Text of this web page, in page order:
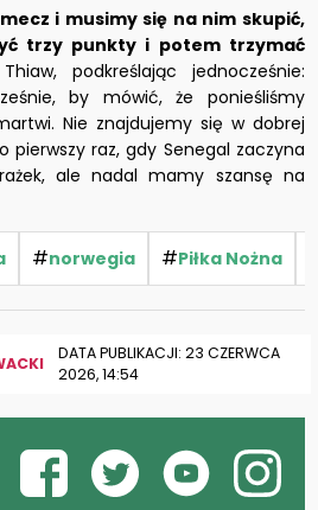
i musimy się na nim skupić,
trzy punkty i potem trzymać
podkreślając jednocześnie:
by mówić, że ponieśliśmy
Nie znajdujemy się w dobrej
pierwszy raz, gdy Senegal zaczyna
ale nadal mamy szansę na
#norwegia #Piłka Nożna
DATA PUBLIKACJI: 23 CZERWCA
2026, 14:54